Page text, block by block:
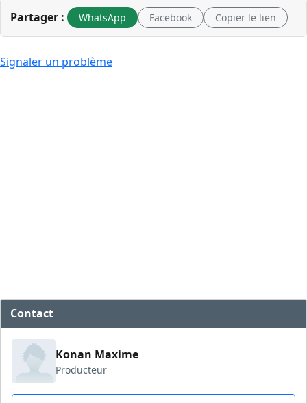
Partager : WhatsApp Facebook Copier le lien
Signaler un problème
Contact
Konan Maxime
Producteur